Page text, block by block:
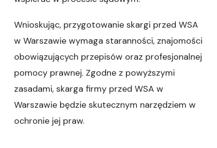
Wnioskując, przygotowanie skargi przed WSA
w Warszawie wymaga staranności, znajomości
obowiązujących przepisów oraz profesjonalnej
pomocy prawnej. Zgodne z powyższymi
zasadami, skarga firmy przed WSA w
Warszawie będzie skutecznym narzędziem w
ochronie jej praw.